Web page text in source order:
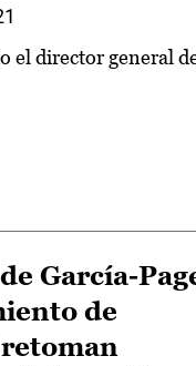
el director general
García-
de